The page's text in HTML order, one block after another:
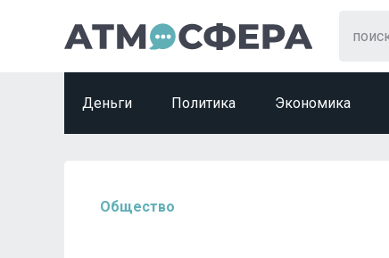
Деньги Политика Экономика
Общество